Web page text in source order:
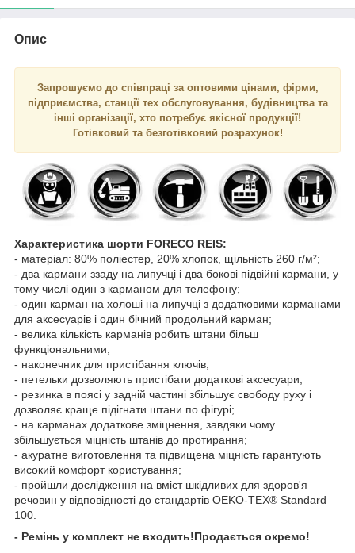
Опис
Запрошуємо до співпраці за оптовими цінами, фірми,
підприємства, станції тех обслуговування, будівництва та
інші організації, хто потребує якісної продукції!
Готівковий та безготівковий розрахунок!
Характеристика шорти FORECO REIS:
- матеріал: 80% поліестер, 20% хлопок, щільність 260 г/м²;
- два кармани ззаду на липучці і два бокові підвійні кармани, у
тому числі один з карманом для телефону;
- один карман на холоші на липучці з додатковими карманами
для аксесуарів і один бічний продольний карман;
- велика кількість карманів робить штани більш
функціональними;
- наконечник для пристібання ключів;
- петельки дозволяють пристібати додаткові аксесуари;
- резинка в поясі у задній частині збільшує свободу руху і
дозволяє краще підігнати штани по фігурі;
- на карманах додаткове зміцнення, завдяки чому
збільшується міцність штанів до протирання;
- акуратне виготовлення та підвищена міцність гарантують
високий комфорт користування;
- пройшли дослідження на вміст шкідливих для здоров'я
речовин у відповідності до стандартів OEKO-TEX® Standard
100.
- Ремінь у комплект не входить!Продається окремо!